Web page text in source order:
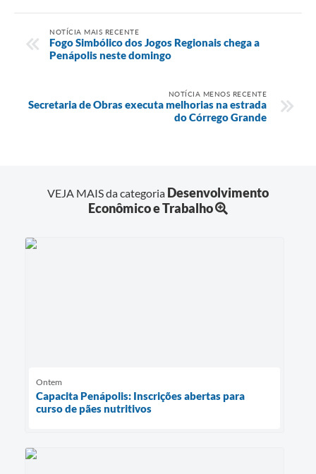
NOTÍCIA MAIS RECENTE
Fogo Simbólico dos Jogos Regionais chega a
Penápolis neste domingo
NOTÍCIA MENOS RECENTE
Secretaria de Obras executa melhorias na estrada
do Córrego Grande
VEJA MAIS da categoria Desenvolvimento
Econômico e Trabalho
Ontem
Capacita Penápolis: Inscrições abertas para
curso de pães nutritivos